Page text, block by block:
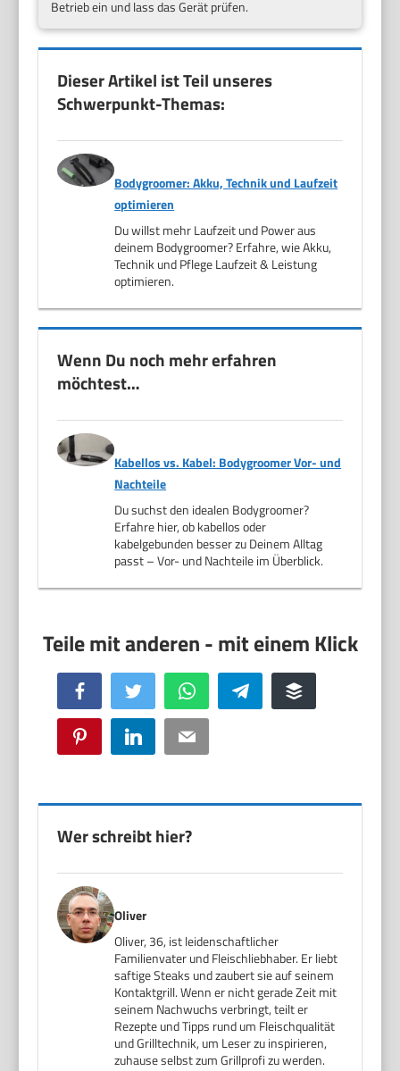
Betrieb ein und lass das Gerät prüfen.
Dieser Artikel ist Teil unseres
Schwerpunkt-Themas:
Bodygroomer: Akku, Technik und Laufzeit
optimieren
Du willst mehr Laufzeit und Power aus
deinem Bodygroomer? Erfahre, wie Akku,
Technik und Pflege Laufzeit & Leistung
optimieren.
Wenn Du noch mehr erfahren
möchtest…
Kabellos vs. Kabel: Bodygroomer Vor- und
Nachteile
Du suchst den idealen Bodygroomer?
Erfahre hier, ob kabellos oder
kabelgebunden besser zu Deinem Alltag
passt – Vor- und Nachteile im Überblick.
Facebook Twitter WhatsApp Telegram Buffer
Pinterest LinkedIn Email
Wer schreibt hier?
Oliver
Oliver, 36, ist leidenschaftlicher
Familienvater und Fleischliebhaber. Er liebt
saftige Steaks und zaubert sie auf seinem
Kontaktgrill. Wenn er nicht gerade Zeit mit
seinem Nachwuchs verbringt, teilt er
Rezepte und Tipps rund um Fleischqualität
und Grilltechnik, um Leser zu inspirieren,
zuhause selbst zum Grillprofi zu werden.